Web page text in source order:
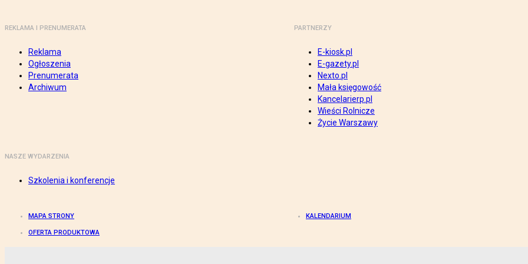
REKLAMA I PRENUMERATA
Reklama
Ogłoszenia
Prenumerata
Archiwum
PARTNERZY
E-kiosk.pl
E-gazety.pl
Nexto.pl
Mała księgowość
Kancelarierp.pl
Wieści Rolnicze
Życie Warszawy
NASZE WYDARZENIA
Szkolenia i konferencje
MAPA STRONY KALENDARIUM
OFERTA PRODUKTOWA